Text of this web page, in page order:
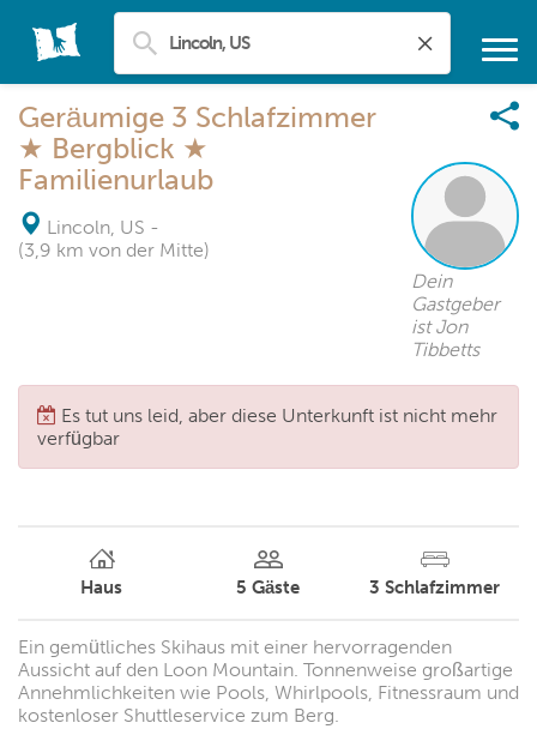
Geräumige 3 Schlafzimmer
★ Bergblick ★
Familienurlaub
Lincoln, US -
(3,9 km von der Mitte)
Dein
Gastgeber
ist Jon
Tibbetts
Es tut uns leid, aber diese Unterkunft ist nicht mehr
verfügbar
Haus 5 Gäste 3 Schlafzimmer
Ein gemütliches Skihaus mit einer hervorragenden
Aussicht auf den Loon Mountain. Tonnenweise großartige
Annehmlichkeiten wie Pools, Whirlpools, Fitnessraum und
kostenloser Shuttleservice zum Berg.